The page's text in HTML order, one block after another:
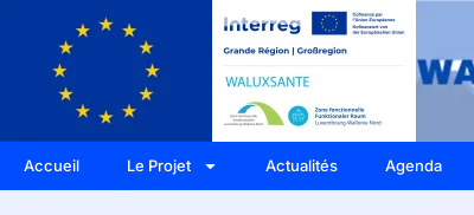
Accueil Le Projet Actualités Agenda